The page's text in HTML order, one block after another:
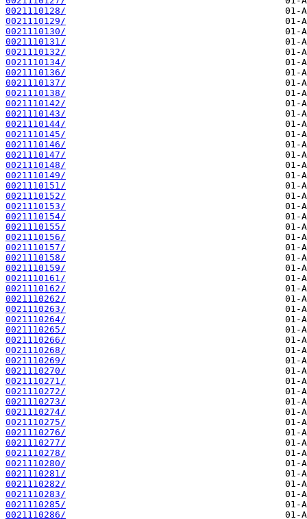
0021110128/
0021110129/
0021110130/
0021110131/
0021110132/
0021110134/
0021110136/
0021110137/
0021110138/
0021110142/
0021110143/
0021110144/
0021110145/
0021110146/
0021110147/
0021110148/
0021110149/
0021110151/
0021110152/
0021110153/
0021110154/
0021110155/
0021110156/
0021110157/
0021110158/
0021110159/
0021110161/
0021110162/
0021110262/
0021110263/
0021110264/
0021110265/
0021110266/
0021110268/
0021110269/
0021110270/
0021110271/
0021110272/
0021110273/
0021110274/
0021110275/
0021110276/
0021110277/
0021110278/
0021110280/
0021110281/
0021110282/
0021110283/
0021110285/
0021110286/